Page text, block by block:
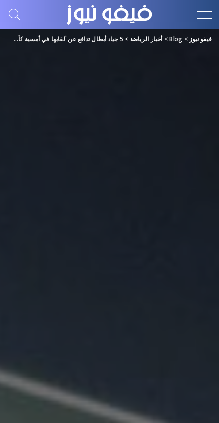
فيفو نيوز >
Blog
>أخبار الرياضة > 5 جياد أبطال تدافع عن ألقابها في أمسية كأس دبي العالمي